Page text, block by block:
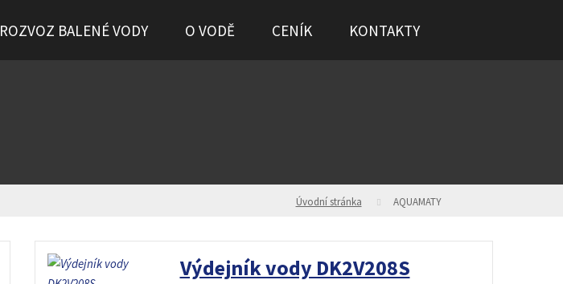
ROZVOZ BALENÉ VODY O VODĚ CENÍK KONTAKTY
Úvodní stránka AQUAMATY
Výdejník vody DK2V208S